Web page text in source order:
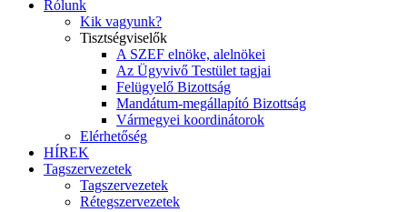
Rólunk
Kik vagyunk?
Tisztségviselők
A SZEF elnöke, alelnökei
Az Ügyvivő Testület tagjai
Felügyelő Bizottság
Mandátum-megállapító Bizottság
Vármegyei koordinátorok
Elérhetőség
HÍREK
Tagszervezetek
Tagszervezetek
Rétegszervezetek